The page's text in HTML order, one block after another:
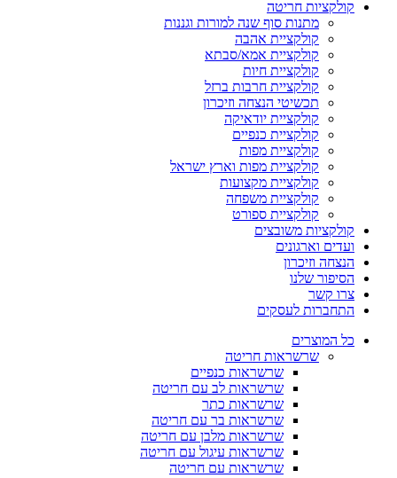
קולקציות חריטה
מתנות סוף שנה למורות וגננות
קולקציית אהבה
קולקציית אמא/סבתא
קולקציית חיות
קולקציית חרבות ברזל
תכשיטי הנצחה וזיכרון
קולקציית יודאיקה
קולקציית כנפיים
קולקציית מפות
קולקציית מפות וארץ ישראל
קולקציית מקצועות
קולקציית משפחה
קולקציית ספורט
קולקציות משובצים
ועדים וארגונים
הנצחה וזיכרון
הסיפור שלנו
צרו קשר
התחברות לעסקים
כל המוצרים
שרשראות חריטה
שרשראות כנפיים
שרשראות לב עם חריטה
שרשראות כתר
שרשראות בר עם חריטה
שרשראות מלבן עם חריטה
שרשראות עיגול עם חריטה
שרשראות עם חריטה